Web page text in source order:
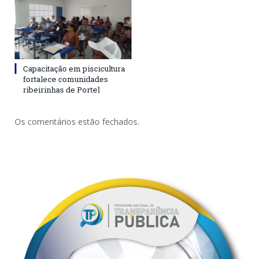
Capacitação em piscicultura
fortalece comunidades
ribeirinhas de Portel
Os comentários estão fechados.